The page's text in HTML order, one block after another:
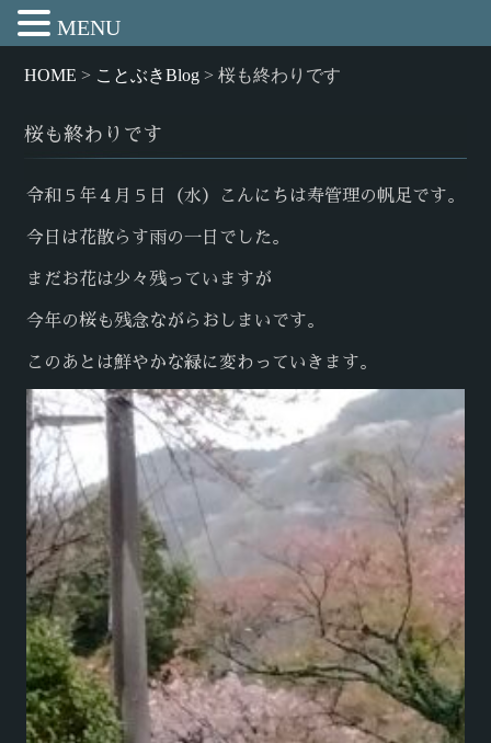
HOME > ことぶきBlog >桜も終わりです
桜も終わりです
令和５年４月５日（水）こんにちは寿管理の帆足です。
今日は花散らす雨の一日でした。
まだお花は少々残っていますが
今年の桜も残念ながらおしまいです。
このあとは鮮やかな緑に変わっていきます。
MENU